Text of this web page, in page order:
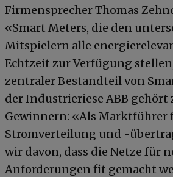
Firmensprecher Thomas
«Smart Meters, die den
Mitspielern alle
Echtzeit zur Verfügung
zentraler Bestandteil von
der Industrieriese ABB gehört
Gewinnern: «Als Marktführer
Stromverteilung und -
wir davon, dass die Netze für
Anforderungen fit gemacht